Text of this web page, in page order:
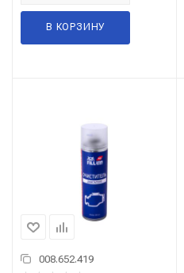
В КОРЗИНУ
008.652.419